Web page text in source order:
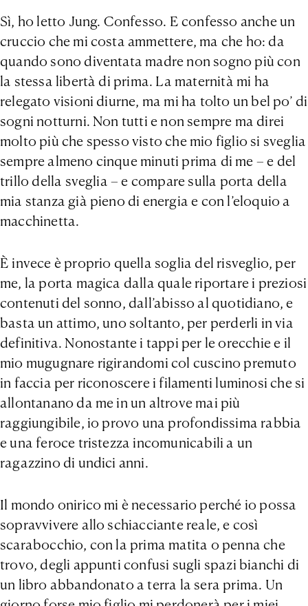
Sì, ho letto Jung. Confesso. E confesso anche un
cruccio che mi costa ammettere, ma che ho: da
quando sono diventata madre non sogno più con
la stessa libertà di prima. La maternità mi ha
relegato visioni diurne, ma mi ha tolto un bel po’ di
sogni notturni. Non tutti e non sempre ma direi
molto più che spesso visto che mio figlio si sveglia
sempre almeno cinque minuti prima di me – e del
trillo della sveglia – e compare sulla porta della
mia stanza già pieno di energia e con l’eloquio a
macchinetta.
È invece è proprio quella soglia del risveglio, per
me, la porta magica dalla quale riportare i preziosi
contenuti del sonno, dall’abisso al quotidiano, e
basta un attimo, uno soltanto, per perderli in via
definitiva. Nonostante i tappi per le orecchie e il
mio mugugnare rigirandomi col cuscino premuto
in faccia per riconoscere i filamenti luminosi che si
allontanano da me in un altrove mai più
raggiungibile, io provo una profondissima rabbia
e una feroce tristezza incomunicabili a un
ragazzino di undici anni.
Il mondo onirico mi è necessario perché io possa
sopravvivere allo schiacciante reale, e così
scarabocchio, con la prima matita o penna che
trovo, degli appunti confusi sugli spazi bianchi di
un libro abbandonato a terra la sera prima. Un